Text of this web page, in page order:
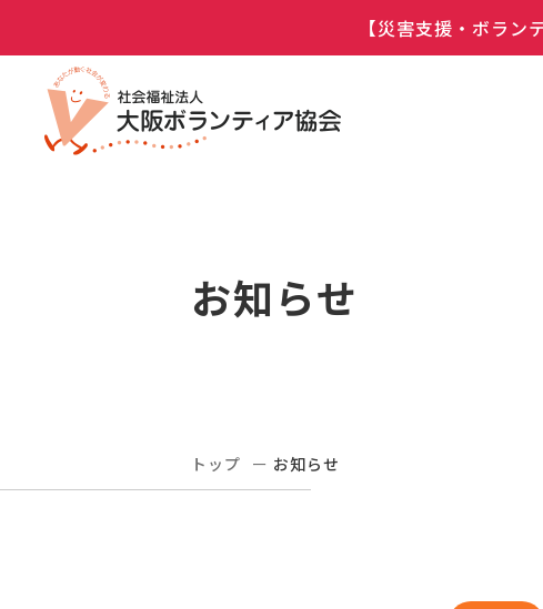
【災害支援・ボラ
お知らせ
トップ お知らせ